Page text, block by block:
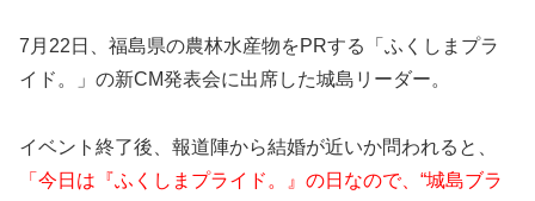
7月22日、福島県の農林水産物をPRする「ふくしまプラ
イド。」の新CM発表会に出席した城島リーダー。
イベント終了後、報道陣から結婚が近いか問われると、
「今日は『ふくしまプライド。』の日なので、“城島ブラ